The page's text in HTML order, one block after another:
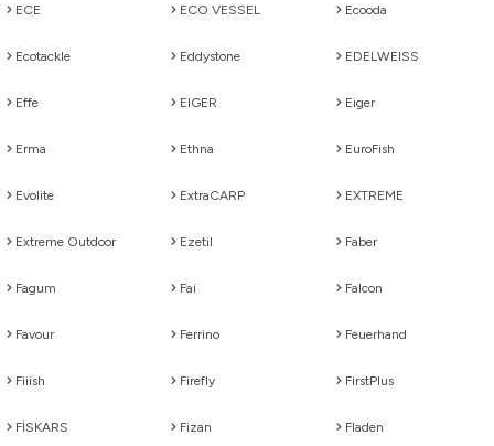
ECE ECO VESSEL Ecooda
Ecotackle Eddystone EDELWEISS
Effe EIGER Eiger
Erma Ethna EuroFish
Evolite ExtraCARP EXTREME
Extreme Outdoor Ezetil Faber
Fagum Fai Falcon
Favour Ferrino Feuerhand
Fiiish Firefly FirstPlus
FİSKARS Fizan Fladen